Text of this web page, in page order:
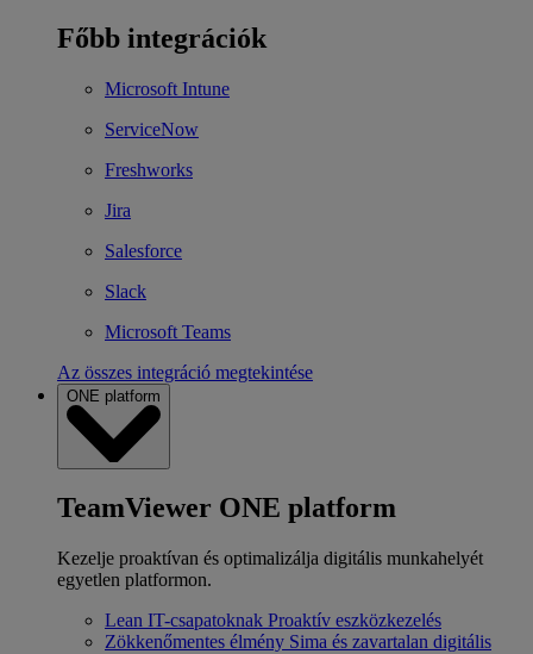
Főbb integrációk
Microsoft Intune
ServiceNow
Freshworks
Jira
Salesforce
Slack
Microsoft Teams
Az összes integráció megtekintése
ONE platform
TeamViewer ONE platform
Kezelje proaktívan és optimalizálja digitális munkahelyét
egyetlen platformon.
Lean IT-csapatoknak Proaktív eszközkezelés
Zökkenőmentes élmény Sima és zavartalan digitális